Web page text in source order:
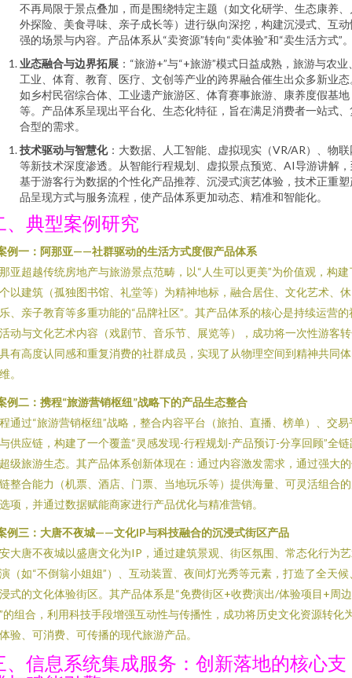
不再局限于景点叠加，而是围绕特定主题（如文化研学、生态康养、
外探险、美食寻味、亲子成长等）进行纵向深挖，构建沉浸式、互动
强的场景与内容。产品体系从“卖资源”转向“卖体验”和“卖生活方式”
业态融合与边界拓展 ：“旅游+”与“+旅游”模式日益成熟，旅游与农业
工业、体育、教育、医疗、文创等产业的跨界融合催生出众多新业态
如乡村民宿综合体、工业遗产旅游区、体育赛事旅游、康养度假基地
等。产品体系呈现出平台化、生态化特征，旨在满足消费者一站式、
合型的需求。
技术驱动与智慧化：大数据、人工智能、虚拟现实（VR/AR）、物联
等新技术深度渗透。从智能行程规划、虚拟景点预览、AI导游讲解
基于游客行为数据的个性化产品推荐、沉浸式演艺体验，技术正重塑
品呈现方式与服务流程，使产品体系更加动态、精准和智能化。
、典型案例研究
例一：阿那亚——社群驱动的生活方式度假产品体系
亚超越传统房地产与旅游景点范畴，以“人生可以更美”为价值观，构建
以建筑（孤独图书馆、礼堂等）为精神地标，融合居住、文化艺术、
、亲子教育等多重功能的“品牌社区”。其产品体系的核心是持续运营的
动与文化艺术内容（戏剧节、音乐节、展览等），成功将一次性游客
有高度认同感和重复消费的社群成员，实现了从物理空间到精神共同
。
例二：携程“旅游营销枢纽”战略下的产品生态整合
通过“旅游营销枢纽”战略，整合内容平台（旅拍、直播、榜单）、交易
供应链，构建了一个覆盖“灵感发现-行程规划-产品预订-分享回顾”全链
级旅游生态。其产品体系创新体现在：通过内容激发需求，通过强大
整合能力（机票、酒店、门票、当地玩乐等）提供海量、可灵活组合
项，并通过数据赋能商家进行产品优化与精准营销。
例三：大唐不夜城——文化IP与科技融合的沉浸式街区产品
大唐不夜城以盛唐文化为IP，通过建筑景观、街区氛围、常态化行为
（如“不倒翁小姐姐”）、互动装置、夜间灯光秀等元素，打造了全天候
式的文化体验街区。其产品体系是“免费街区+收费演出/体验项目+周
的组合，利用科技手段增强互动性与传播性，成功将历史文化资源转化
验、可消费、可传播的现代旅游产品。
、信息系统集成服务：创新落地的核心支